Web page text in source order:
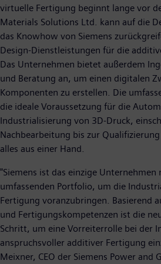
virtuelle Fertigung beginnt lange vor
Materials Solutions Ltd. kann auf die
das Knowhow von Siemens
Design-Dienstleistungen für die
Das Unternehmen bietet außerdem
und Beratung an, um einen digitalen
Komponenten zu erstellen. Die
die ideale Voraussetzung für die
Industrialisierung von 3D-Druck,
Nachbearbeitung bis zur
alles aus einer Hand.
"Siemens ist das einzige
umfassenden Portfolio, um die
Fertigung voranzubringen. Basierend
und Fertigungskompetenzen ist die
Schritt, um eine Vorreiterrolle bei der
anspruchsvoller additiver Fertigung
Meixner, CEO der Siemens Power and